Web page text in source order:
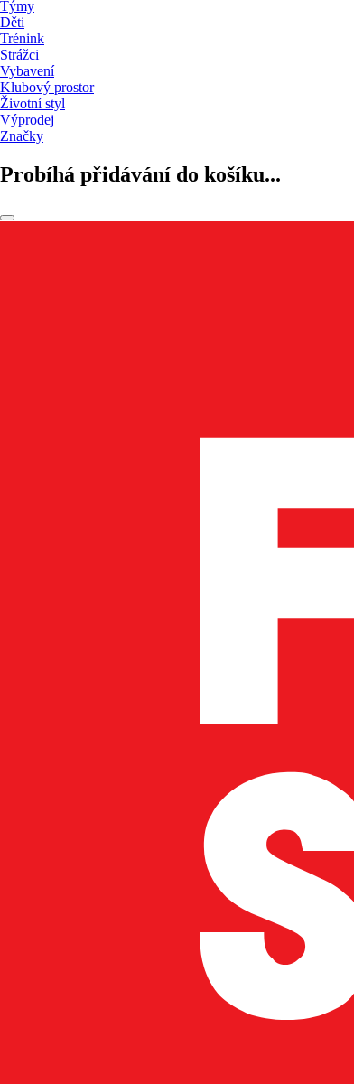
Týmy
Děti
Trénink
Strážci
Vybavení
Klubový prostor
Životní styl
Výprodej
Značky
Probíhá přidávání do košíku...